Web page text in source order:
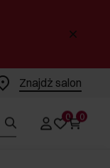
Znajdż salon
0 0